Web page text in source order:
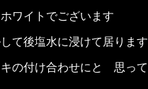
ワイトでございます
て後塩水に浸けて居ります
キの付け合わせにと 思っ